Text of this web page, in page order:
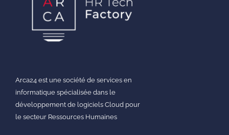
Arca24 est une société de services en
informatique spécialisée dans le
développement de logiciels Cloud pour
le secteur Ressources Humaines